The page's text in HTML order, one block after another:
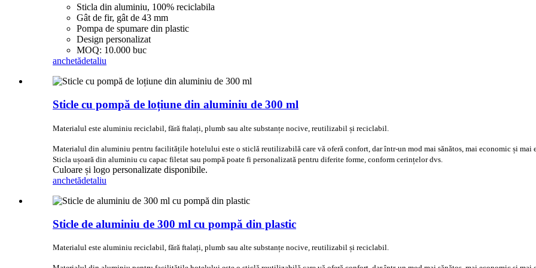
Sticla din aluminiu, 100% reciclabila
Gât de fir, gât de 43 mm
Pompa de spumare din plastic
Design personalizat
MOQ: 10.000 buc
anchetădetaliu
Sticle cu pompă de loțiune din aluminiu de 300 ml
Materialul este aluminiu reciclabil, fără ftalați, plumb sau alte substanțe nocive, reutilizabil și reciclabil.
Materialul din aluminiu pentru facilitățile hotelului este o sticlă reutilizabilă care vă oferă confort, dar într-un mod mai sănătos, mai economic și mai
Sticla ușoară din aluminiu cu capac filetat sau pompă poate fi personalizată pentru diferite forme, conform cerințelor dvs.
Culoare și logo personalizate disponibile.
anchetădetaliu
Sticle de aluminiu de 300 ml cu pompă din plastic
Materialul este aluminiu reciclabil, fără ftalați, plumb sau alte substanțe nocive, reutilizabil și reciclabil.